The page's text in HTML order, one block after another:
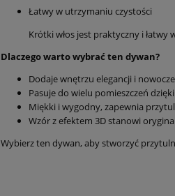
Łatwy w utrzymaniu czystości
Krótki włos jest praktyczny i łatwy
Dlaczego warto wybrać ten dywan?
Dodaje wnętrzu elegancji i
Pasuje do wielu pomieszczeń
Miękki i wygodny, zapewnia
Wzór z efektem 3D stanowi
Wybierz ten dywan, aby stworzyć